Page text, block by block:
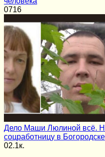
0716
Дело Маши Люлиной всё.
соцработницу в
02.1к.